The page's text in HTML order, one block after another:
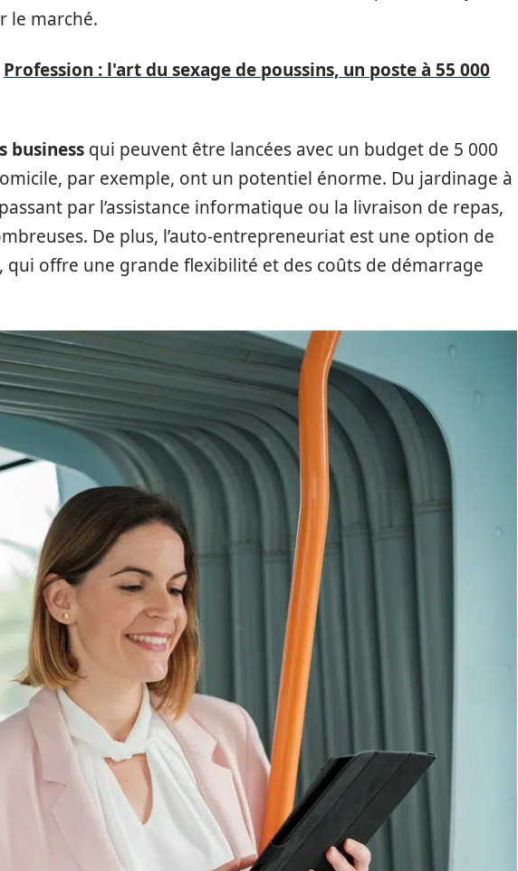
le marché.
Profession : l'art du sexage de poussins, un poste à 55 000
business qui peuvent être lancées avec un budget de 5 000
par exemple, ont un potentiel énorme. Du jardinage à
par l’assistance informatique ou la livraison de repas,
De plus, l’auto-entrepreneuriat est une option de
qui offre une grande flexibilité et des coûts de démarrage